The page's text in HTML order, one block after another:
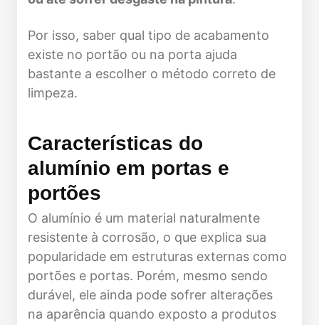
Por isso, saber qual tipo de acabamento
existe no portão ou na porta ajuda
bastante a escolher o método correto de
limpeza.
Características do
alumínio em portas e
portões
O alumínio é um material naturalmente
resistente à corrosão, o que explica sua
popularidade em estruturas externas como
portões e portas. Porém, mesmo sendo
durável, ele ainda pode sofrer alterações
na aparência quando exposto a produtos